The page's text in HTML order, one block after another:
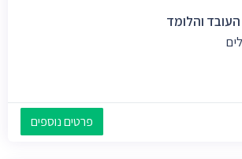
העובד והלומד
פרטים נוספים